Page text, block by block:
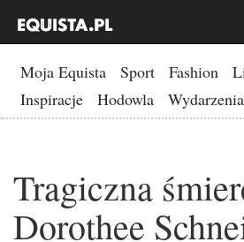
Moja Equista Sport Fashion
Inspiracje
Hodowla Wydarzenia
Tragiczna
Dorothee